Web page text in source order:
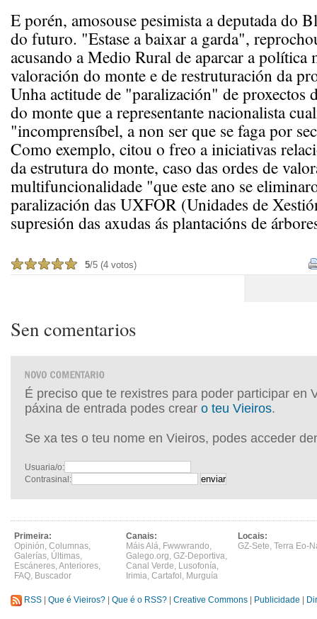
E porén, amosouse pesimista a deputada do
do futuro. "Estase a baixar a garda",
acusando a Medio Rural de aparcar a
valoración do monte e de restruturación da
Unha actitude de "paralización" de proxectos
do monte que a representante nacionalista
"incomprensíbel, a non ser que se faga por
Como exemplo, citou o freo a iniciativas
da estrutura do monte, caso das ordes de
multifuncionalidade "que este ano se
paralización das UXFOR (Unidades de
supresión das axudas ás plantacións de
5/5 (4 votos)
Sen comentarios
É preciso que te rexistres para poder participar en
páxina de entrada podes crear o teu Vieiros.
Se xa tes o teu nome en Vieiros, podes acceder
Usuaria/o:
Contrasinal:
Primeira:
Opinión, Columnas,
Galerías, Últimas,
Escáneres,Anteriores,
FAQ, Buscador
Canais:
Máis Alá, Fwwwrando,
Galego.org, GZ-Deportiva,
Canal Verde, Lusofonía,
Irimia, Cartafol , Murguía
Locais:
GZ-Sete, Terra Eo-
RSS Que é Vieiros? Que é o RSS? Creative Commons Publicidade